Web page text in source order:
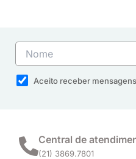
Aceito receber
Central de
(21) 3869.7801